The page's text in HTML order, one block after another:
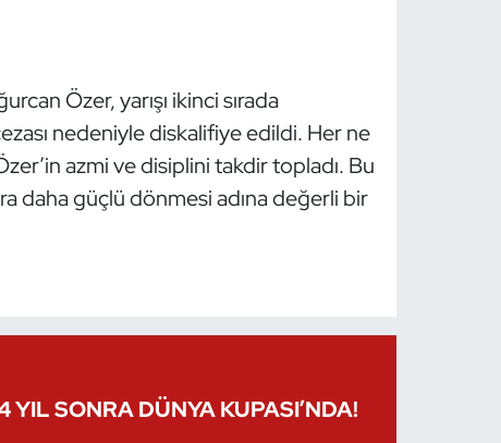
Özer, yarışı ikinci sırada
nedeniyle diskalifiye edildi. Her ne
azmi ve disiplini takdir topladı. Bu
daha güçlü dönmesi adına değerli bir
YIL SONRA DÜNYA KUPASI’NDA!